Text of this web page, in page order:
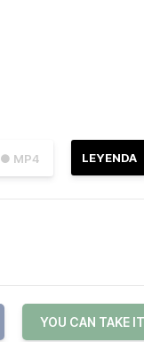
● MP4 LEYENDA
YOU CAN TAKE IT